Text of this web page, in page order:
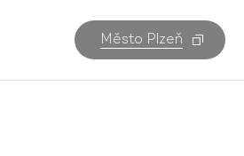
Město Plzeň